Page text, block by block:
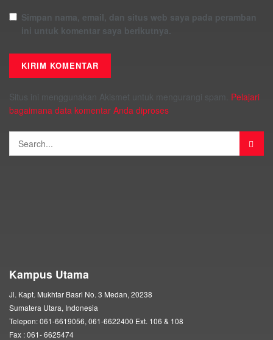
Simpan nama, email, dan situs web saya pada peramban
ini untuk komentar saya berikutnya.
Situs ini menggunakan Akismet untuk mengurangi spam. Pelajari
bagaimana data komentar Anda diproses
Kampus Utama
Jl. Kapt. Mukhtar Basri No. 3 Medan, 20238
Sumatera Utara, Indonesia
Telepon: 061-6619056, 061-6622400 Ext. 106 & 108
Fax : 061- 6625474